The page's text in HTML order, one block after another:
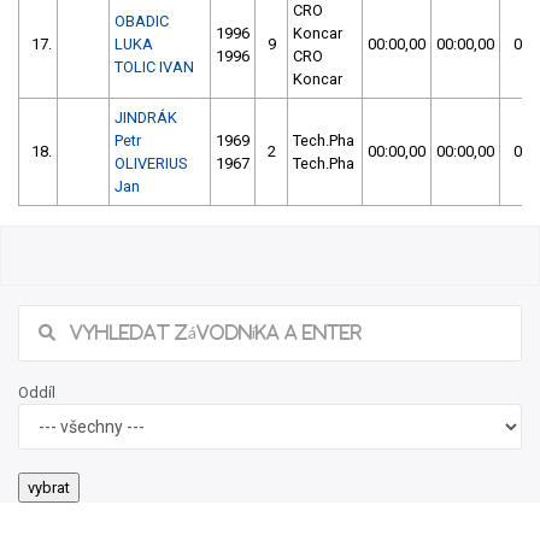
17.
OBADIC
LUKA
TOLIC IVAN
1996
1996
9
CRO
Koncar
CRO
Koncar
00:00,00 00:00,00
18.
JINDRÁK
Petr
OLIVERIUS
Jan
1969
1967
2
Tech.Pha
Tech.Pha
00:00,00 00:00,00
Oddíl